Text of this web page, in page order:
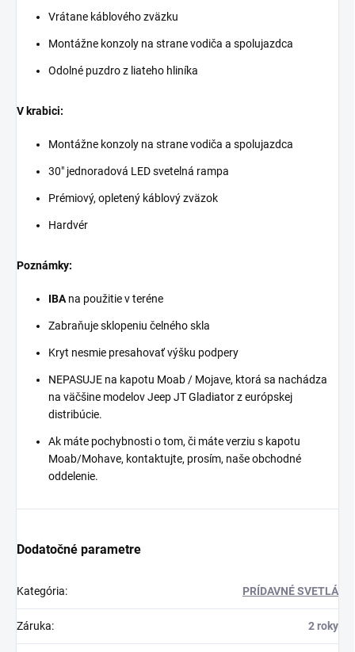
Vrátane káblového zväzku
Montážne konzoly na strane vodiča a spolujazdca
Odolné puzdro z liateho hliníka
V krabici:
Montážne konzoly na strane vodiča a spolujazdca
30" jednoradová LED svetelná rampa
Prémiový, opletený káblový zväzok
Hardvér
Poznámky:
IBAna použitie v teréne
Zabraňuje sklopeniu čelného skla
Kryt nesmie presahovať výšku podpery
NEPASUJE na kapotu Moab / Mojave, ktorá sa nachádza
na väčšine modelov Jeep JT Gladiator z európskej
distribúcie.
Ak máte pochybnosti o tom, či máte verziu s kapotu
Moab/Mohave, kontaktujte, prosím, naše obchodné
oddelenie.
Dodatočné parametre
Kategória: PRÍDAVNÉ SVETLÁ
Záruka: 2 roky